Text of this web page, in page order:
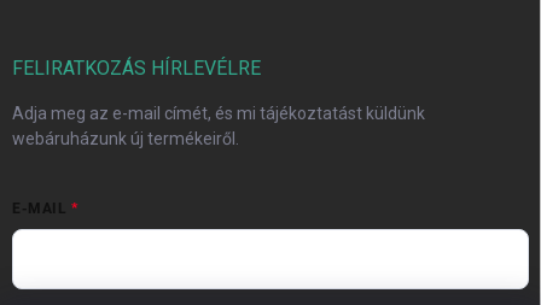
FELIRATKOZÁS HÍRLEVÉLRE
Adja meg az e-mail címét, és mi tájékoztatást küldünk
webáruházunk új termékeiről.
E-MAIL